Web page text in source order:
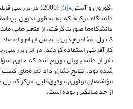
«گورول و آستن»[5] (2006) در بررسی
دانشگاه ترکیه که به منظور تدوین
دانشگاه‌ها صورت گرفت، از متغیرهایی
کنترل، مخاطره‌پذیری، تحمل ابهام و
نفر از دانشجویان توزیع شد که حاوی
شده بود. نتایج نشان داد نمره‌های
مؤلفه‌های نوآوری، توفیق‌طلبی، مرکز
از حد میانگین بوده است.